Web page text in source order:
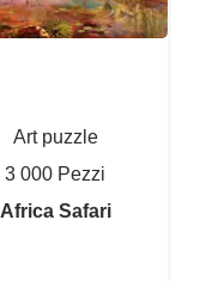
Art puzzle
3 000 Pezzi
Africa Safari